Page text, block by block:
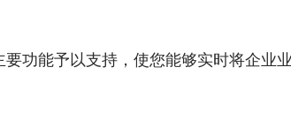
功能予以支持，使您能够实时将企业